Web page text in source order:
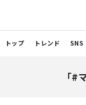
トップ トレンド SNS
「#